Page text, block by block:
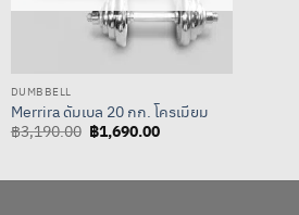
DUMBBELL
Merrira ดัมเบล 20 กก. โครเมียม
฿3,190.00 Original
price
฿1,690.00Current
price